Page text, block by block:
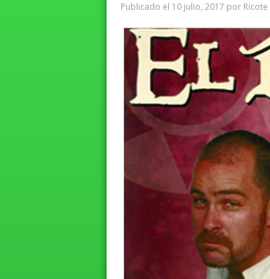
Publicado el 10 julio, 2017 por Ricote